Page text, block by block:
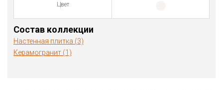
Цвет
Состав коллекции
Настенная плитка (3)
Керамогранит (1)